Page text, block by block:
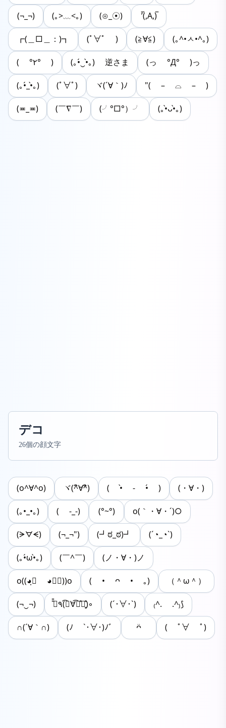
(¬_¬) (｡>﹏<｡) (⊙_☉) ’̅(,A,)̅
┏(＿□＿：)┓ (ﾟ∀ﾟ ) (≧∀≦) (｡^•ㅅ•^｡)
( °٢° ) (｡•́‿•̀｡) 逆さま (っ °Д° )っ
(｡•́_•̀｡) (ﾟ∀ﾟ) ヾ(´∀｀)ﾉ "( – ⌓ – )
(≖_≖) (￣∇￣) (╯°□°）╯ (｡•̀ᴗ•̀｡)
デコ
26個の顔文字
(o^∀^o) ヾ(^ิ∀^ิ) ( •̀ - •́ ) (・∀・)
(｡•_•｡) ( -_-) (°~°) o(｀・∀・´)○
(ᗒᗊᗕ) (¬_¬") (┛ಠ_ಠ)┛ (´◔_◔`)
(｡•́ω•̀｡) (￣^￣) (ノ・∀・)ノ
o((◕ฺ∀ ◕✿ฺ))o ( • ᴖ • ｡) （＾ω＾）
(¬‿¬) ～̎̎٩(⌒͡∀⌒͡⌯̊)̥̊◦ (´･∀･`) ₍^. .^₎⟆
∩(´∀｀∩) (ﾉ `･∀･)ﾉﾞ ᴖ̈ ( ﾟ∀ ﾟ)